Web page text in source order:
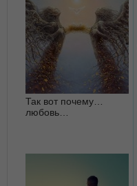
Так вот почему…
любовь…